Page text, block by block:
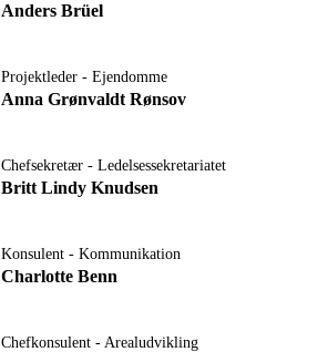
Anders Brüel
Projektleder - Ejendomme
Anna Grønvaldt Rønsov
Chefsekretær - Ledelsessekretariatet
Britt Lindy Knudsen
Konsulent - Kommunikation
Charlotte Benn
Chefkonsulent - Arealudvikling